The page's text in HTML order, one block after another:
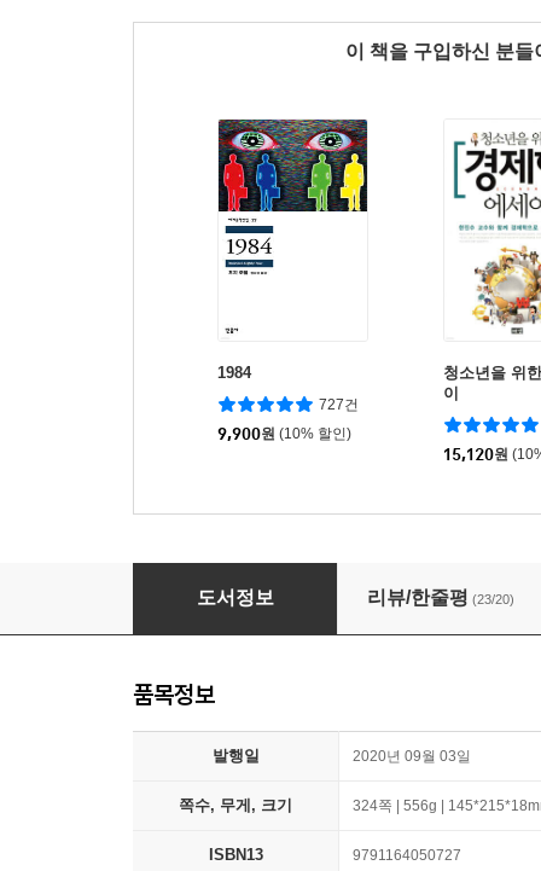
이 책을 구입하신 분
1984
727건
9,900원 (10% 할인)
청소년을 위
이
15,120원
인류세: 인간의 시대
도서정보 리뷰/한줄평 (23/20)
품목정보
발행일 2020년 09월 03일
쪽수, 무게, 크기 324쪽 | 556g |
ISBN13 9791164050727